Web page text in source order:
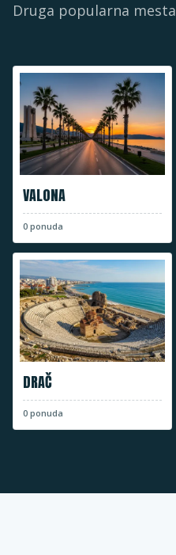
Druga popularna
VALONA
0 ponuda
DRAČ
0 ponuda